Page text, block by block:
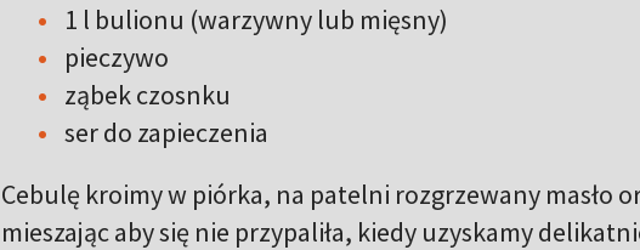
1 l bulionu (warzywny lub mięsny)
pieczywo
ząbek czosnku
ser do zapieczenia
Cebulę kroimy w piórka, na patelni rozgrzewany masło
mieszając aby się nie przypaliła, kiedy uzyskamy